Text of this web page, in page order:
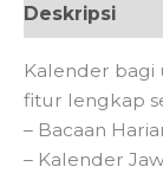
Deskripsi
Kalender bagi
fitur lengkap
– Bacaan
– Kalender